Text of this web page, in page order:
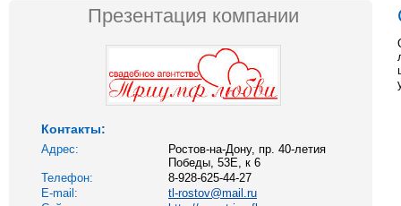
Презентация компании
Контакты:
Адрес:
Ростов-на-Дону, пр. 40-летия
Победы, 53Е, к 6
Телефон:
8-928-625-44-27
E-mail:
tl-rostov@mail.ru